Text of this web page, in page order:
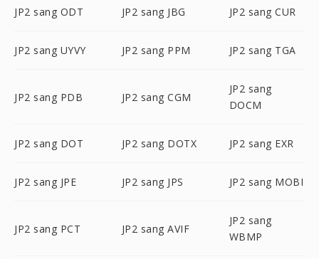
JP2 sang ODT JP2 sang JBG JP2 sang CUR
JP2 sang UYVY JP2 sang PPM JP2 sang TGA
JP2 sang PDB JP2 sang CGM
JP2 sang
DOCM
JP2 sang DOT JP2 sang DOTX JP2 sang EXR
JP2 sang JPE JP2 sang JPS JP2 sang MOBI
JP2 sang PCT JP2 sang AVIF
JP2 sang
WBMP